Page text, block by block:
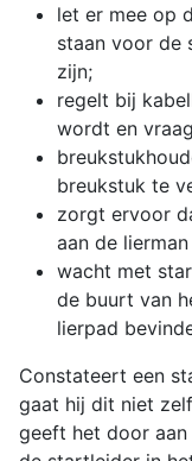
let er mee op
staan voor de
zijn;
regelt bij
wordt en
breukstuk te
zorgt ervoor
aan de
wacht met
de buurt van
lierpad
Constateert een
gaat hij dit niet
geeft het door aan